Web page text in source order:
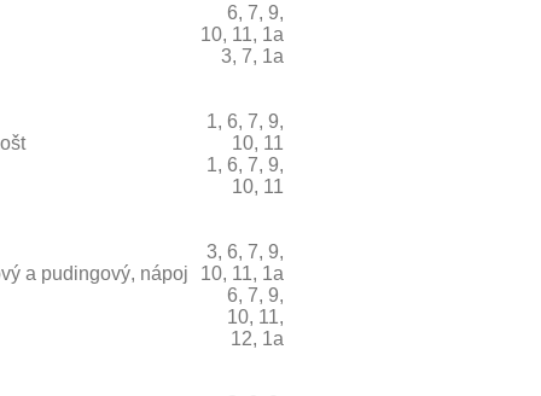
6, 7, 9,
10, 11, 1a
3, 7, 1a
1, 6, 7, 9,
10, 11
1, 6, 7, 9,
10, 11
a pudingový, nápoj
3, 6, 7, 9,
10, 11, 1a
6, 7, 9,
10, 11,
12, 1a